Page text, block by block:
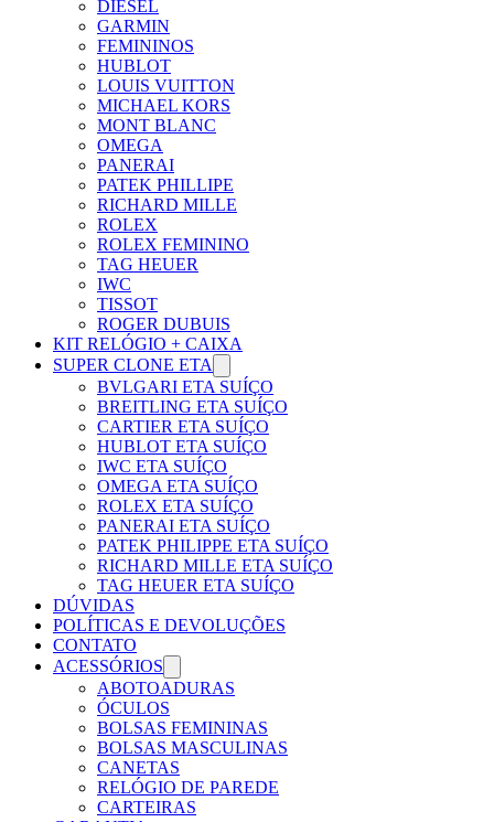
DIESEL
GARMIN
FEMININOS
HUBLOT
LOUIS VUITTON
MICHAEL KORS
MONT BLANC
OMEGA
PANERAI
PATEK PHILLIPE
RICHARD MILLE
ROLEX
ROLEX FEMININO
TAG HEUER
IWC
TISSOT
ROGER DUBUIS
KIT RELÓGIO + CAIXA
SUPER CLONE ETA
BVLGARI ETA SUÍÇO
BREITLING ETA SUÍÇO
CARTIER ETA SUÍÇO
HUBLOT ETA SUÍÇO
IWC ETA SUÍÇO
OMEGA ETA SUÍÇO
ROLEX ETA SUÍÇO
PANERAI ETA SUÍÇO
PATEK PHILIPPE ETA SUÍÇO
RICHARD MILLE ETA SUÍÇO
TAG HEUER ETA SUÍÇO
DÚVIDAS
POLÍTICAS E DEVOLUÇÕES
CONTATO
ACESSÓRIOS
ABOTOADURAS
ÓCULOS
BOLSAS FEMININAS
BOLSAS MASCULINAS
CANETAS
RELÓGIO DE PAREDE
CARTEIRAS